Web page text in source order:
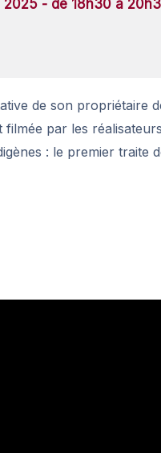
2025 - de 18h30 à
de son propriétaire
par les
: le premier traite